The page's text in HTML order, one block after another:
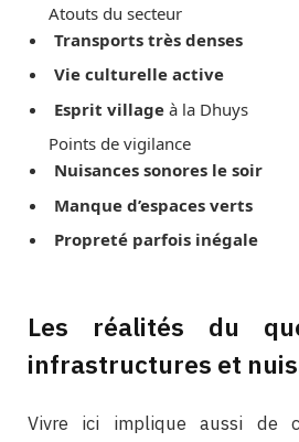
Atouts du secteur
Transports très denses
Vie culturelle active
Esprit villageà la Dhuys
Points de vigilance
Nuisances sonores le soir
Manque d’espaces verts
Propreté parfois inégale
Les réalités du
infrastructures et
Vivre ici implique aussi de